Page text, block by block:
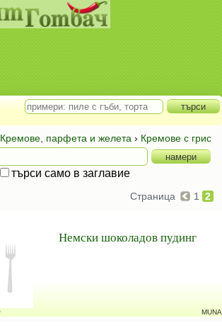
Кремове, парфета и желета › Кремове с грис
търси само в заглавие
Страница 1 2
Немски шоколадов пудинг
MUNA